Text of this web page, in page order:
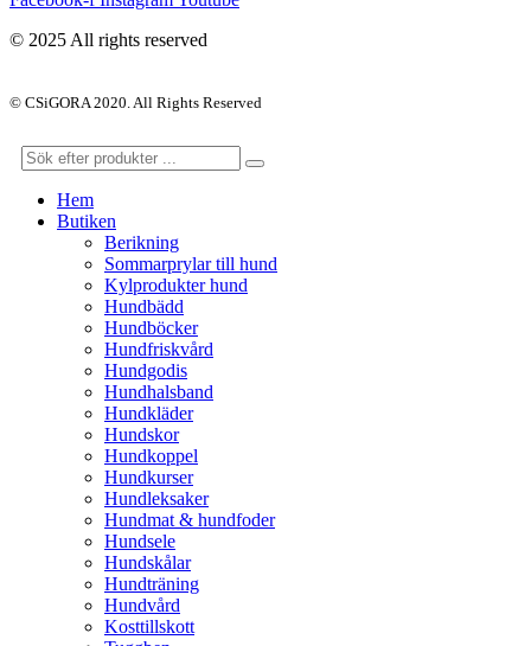
© 2025 All rights reserved
© CSiGORA 2020. All Rights Reserved
Hem
Butiken
Berikning
Sommarprylar till hund
Kylprodukter hund
Hundbädd
Hundböcker
Hundfriskvård
Hundgodis
Hundhalsband
Hundkläder
Hundskor
Hundkoppel
Hundkurser
Hundleksaker
Hundmat & hundfoder
Hundsele
Hundskålar
Hundträning
Hundvård
Kosttillskott